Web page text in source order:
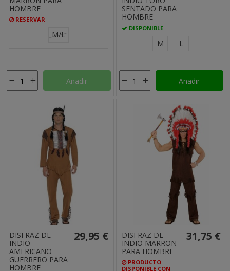
HOMBRE
RESERVAR
M/L
Añadir
SENTADO PARA
HOMBRE
DISPONIBLE
M L
Añadir
DISFRAZ DE
INDIO
AMERICANO
GUERRERO PARA
HOMBRE
29,95 €
DISFRAZ DE
INDIO MARRON
PARA HOMBRE
PRODUCTO
DISPONIBLE CON
31,75 €